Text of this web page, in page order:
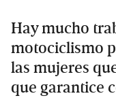
Hay mucho
motociclismo
las mujeres
que garantice